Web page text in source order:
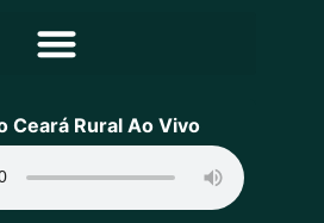
Ceará Rural Ao Vivo